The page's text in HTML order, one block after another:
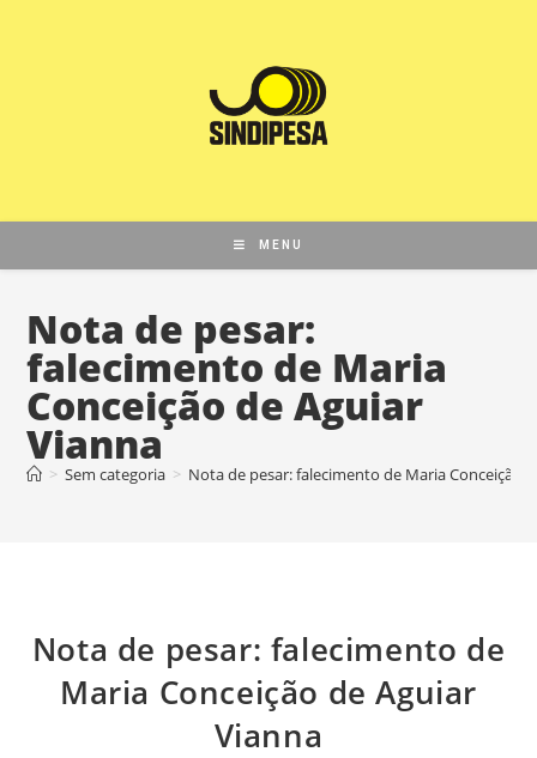
MENU
Nota de pesar:
falecimento de Maria
Conceição de Aguiar
Vianna
> Sem categoria > Nota de pesar: falecimento de Maria Conceição
Nota de pesar: falecimento de
Maria Conceição de Aguiar
Vianna